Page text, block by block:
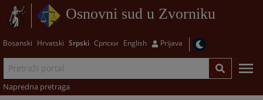
Osnovni sud u Zvorniku
Bosanski Hrvatski Srpski Српски English Prijava
Napredna pretraga